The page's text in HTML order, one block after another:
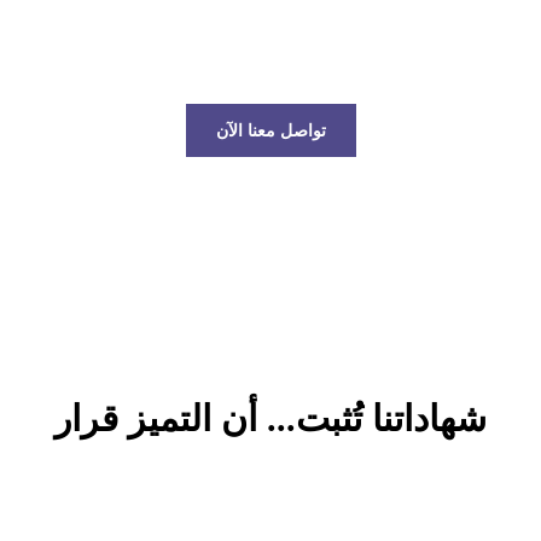
تواصل معنا الآن
شهاداتنا تُثبت... أن التميز قرار